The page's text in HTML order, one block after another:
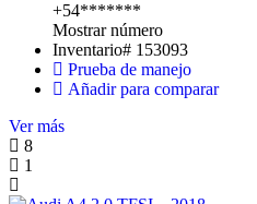
+54*******
Mostrar número
Inventario# 153093
Prueba de manejo
Añadir para comparar
Ver más
8
1